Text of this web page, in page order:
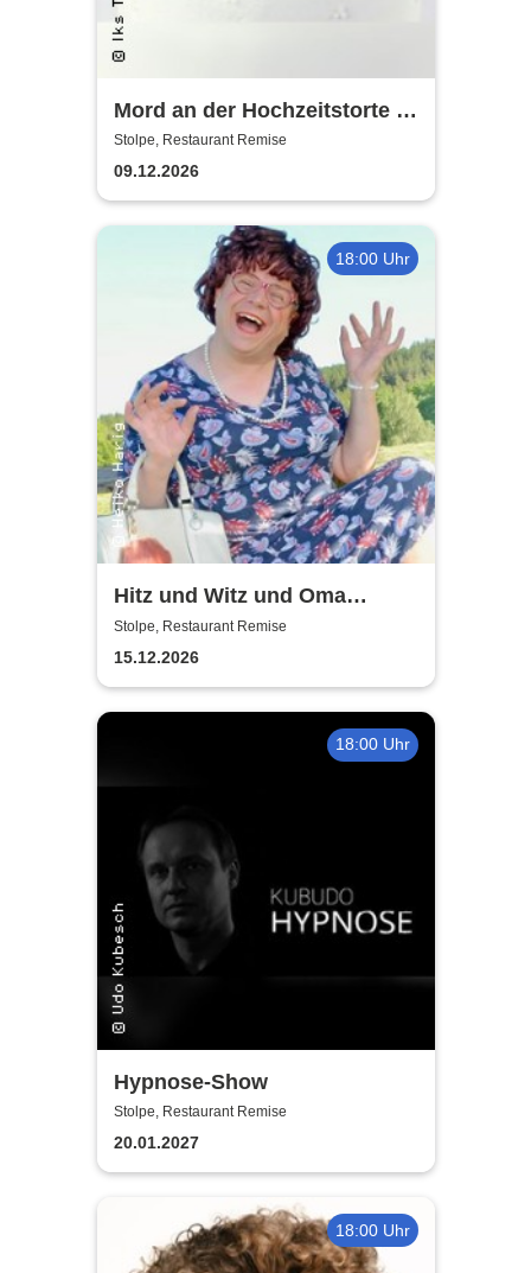
Mord an der Hochzeitstorte -
Krimidinner
Stolpe, Restaurant Remise
09.12.2026
18:00 Uhr
Hitz und Witz und Oma
Gertrud | Restaurant Remise
Stolpe, Restaurant Remise
15.12.2026
18:00 Uhr
Hypnose-Show
Stolpe, Restaurant Remise
20.01.2027
18:00 Uhr